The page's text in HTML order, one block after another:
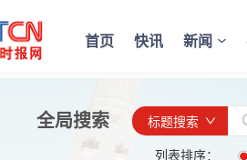
首页 快讯 新闻
全局搜索
标题搜索
列表排序：